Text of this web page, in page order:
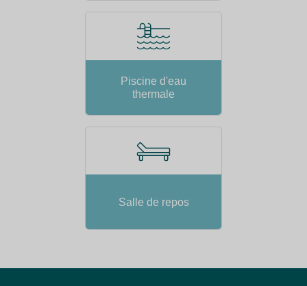
Piscine d'eau
thermale
Salle de repos